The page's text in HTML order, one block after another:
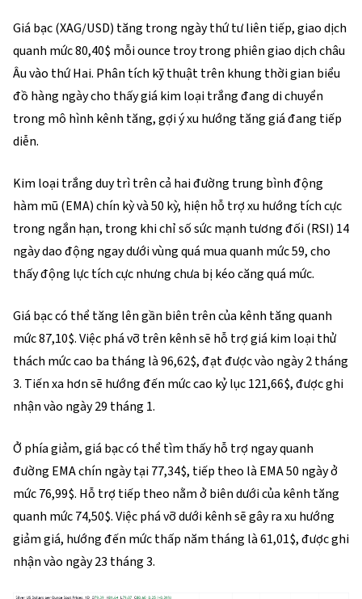
Giá bạc (XAG/USD) tăng trong ngày thứ tư liên tiếp, giao dịch
quanh mức 80,40$ mỗi ounce troy trong phiên giao dịch châu
Âu vào thứ Hai. Phân tích kỹ thuật trên khung thời gian biểu
đồ hàng ngày cho thấy giá kim loại trắng đang di chuyển
trong mô hình kênh tăng, gợi ý xu hướng tăng giá đang tiếp
diễn.
Kim loại trắng duy trì trên cả hai đường trung bình động
hàm mũ (EMA) chín kỳ và 50 kỳ, hiện hỗ trợ xu hướng tích cực
trong ngắn hạn, trong khi chỉ số sức mạnh tương đối (RSI) 14
ngày dao động ngay dưới vùng quá mua quanh mức 59, cho
thấy động lực tích cực nhưng chưa bị kéo căng quá mức.
Giá bạc có thể tăng lên gần biên trên của kênh tăng quanh
mức 87,10$. Việc phá vỡ trên kênh sẽ hỗ trợ giá kim loại thử
thách mức cao ba tháng là 96,62$, đạt được vào ngày 2 tháng
3. Tiến xa hơn sẽ hướng đến mức cao kỷ lục 121,66$, được ghi
nhận vào ngày 29 tháng 1.
Ở phía giảm, giá bạc có thể tìm thấy hỗ trợ ngay quanh
đường EMA chín ngày tại 77,34$, tiếp theo là EMA 50 ngày ở
mức 76,99$. Hỗ trợ tiếp theo nằm ở biên dưới của kênh tăng
quanh mức 74,50$. Việc phá vỡ dưới kênh sẽ gây ra xu hướng
giảm giá, hướng đến mức thấp năm tháng là 61,01$, được ghi
nhận vào ngày 23 tháng 3.